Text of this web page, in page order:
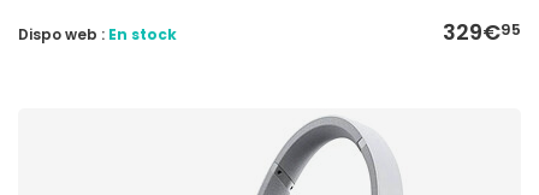
329€95
Dispo web : En stock